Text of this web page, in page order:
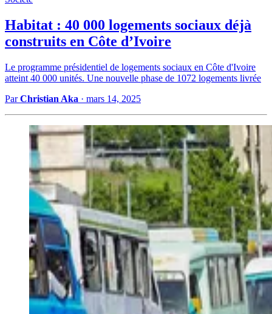
Habitat : 40 000 logements sociaux déjà
construits en Côte d’Ivoire
Le programme présidentiel de logements sociaux en Côte d'Ivoire
atteint 40 000 unités. Une nouvelle phase de 1072 logements livrée
ParChristian Aka · mars 14, 2025